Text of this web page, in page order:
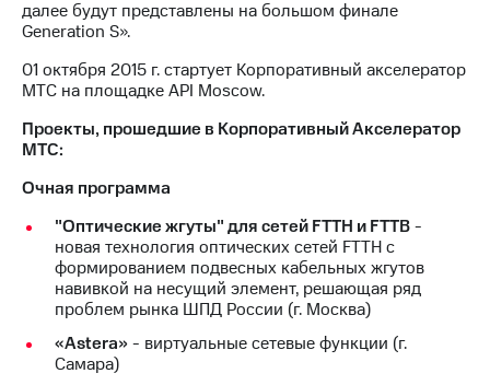
далее будут представлены на большом финале
Generation S».
01 октября 2015 г. стартует Корпоративный акселератор
МТС на площадке API Moscow.
Проекты, прошедшие в Корпоративный Акселератор
МТС:
Очная программа
"Оптические жгуты" для сетей FTTH и FTTB-
новая технология оптических сетей FTTH с
формированием подвесных кабельных жгутов
навивкой на несущий элемент, решающая ряд
проблем рынка ШПД России (г. Москва)
«Astera»- виртуальные сетевые функции (г.
Самара)